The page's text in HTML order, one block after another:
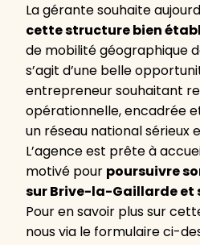
La gérante souhaite
cette structure bien
de mobilité géographique
s’agit d’une belle
entrepreneur souhaitant
opérationnelle, encadrée
un réseau national sérieux
L’agence est prête à
motivé pour poursuivre
sur Brive-la-Gaillarde et
Pour en savoir plus sur
nous via le formulaire ci-